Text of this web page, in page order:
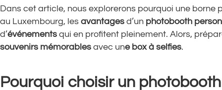
Dans cet article, nous explorerons pourquoi une
au Luxembourg, les avantages d’un photobooth
d’événements qui en profitent pleinement. Alors,
souvenirs mémorables avec unebox à selfies.
Pourquoi choisir un